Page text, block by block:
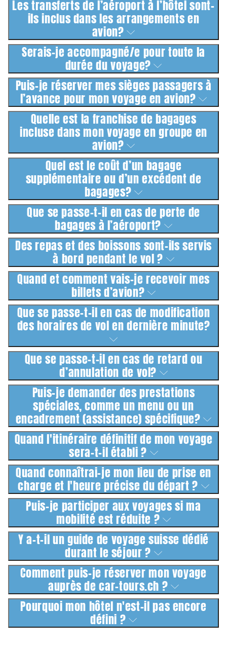
Les transferts de l’aéroport à l’hôtel sont-
ils inclus dans les arrangements en
avion?
Serais-je accompagné/e pour toute la
durée du voyage?
Puis-je réserver mes sièges passagers à
l’avance pour mon voyage en avion?
Quelle est la franchise de bagages
incluse dans mon voyage en groupe en
avion?
Quel est le coût d’un bagage
supplémentaire ou d’un excédent de
bagages?
Que se passe-t-il en cas de perte de
bagages à l’aéroport?
Des repas et des boissons sont-ils servis
à bord pendant le vol ?
Quand et comment vais-je recevoir mes
billets d’avion?
Que se passe-t-il en cas de modification
des horaires de vol en dernière minute?
Que se passe-t-il en cas de retard ou
d’annulation de vol?
Puis-je demander des prestations
spéciales, comme un menu ou un
encadrement (assistance) spécifique?
Quand l'itinéraire définitif de mon voyage
sera-t-il établi ?
Quand connaîtrai-je mon lieu de prise en
charge et l'heure précise du départ ?
Puis-je participer aux voyages si ma
mobilité est réduite ?
Y a-t-il un guide de voyage suisse dédié
durant le séjour ?
Comment puis-je réserver mon voyage
auprès de car-tours.ch ?
Pourquoi mon hôtel n'est-il pas encore
défini ?